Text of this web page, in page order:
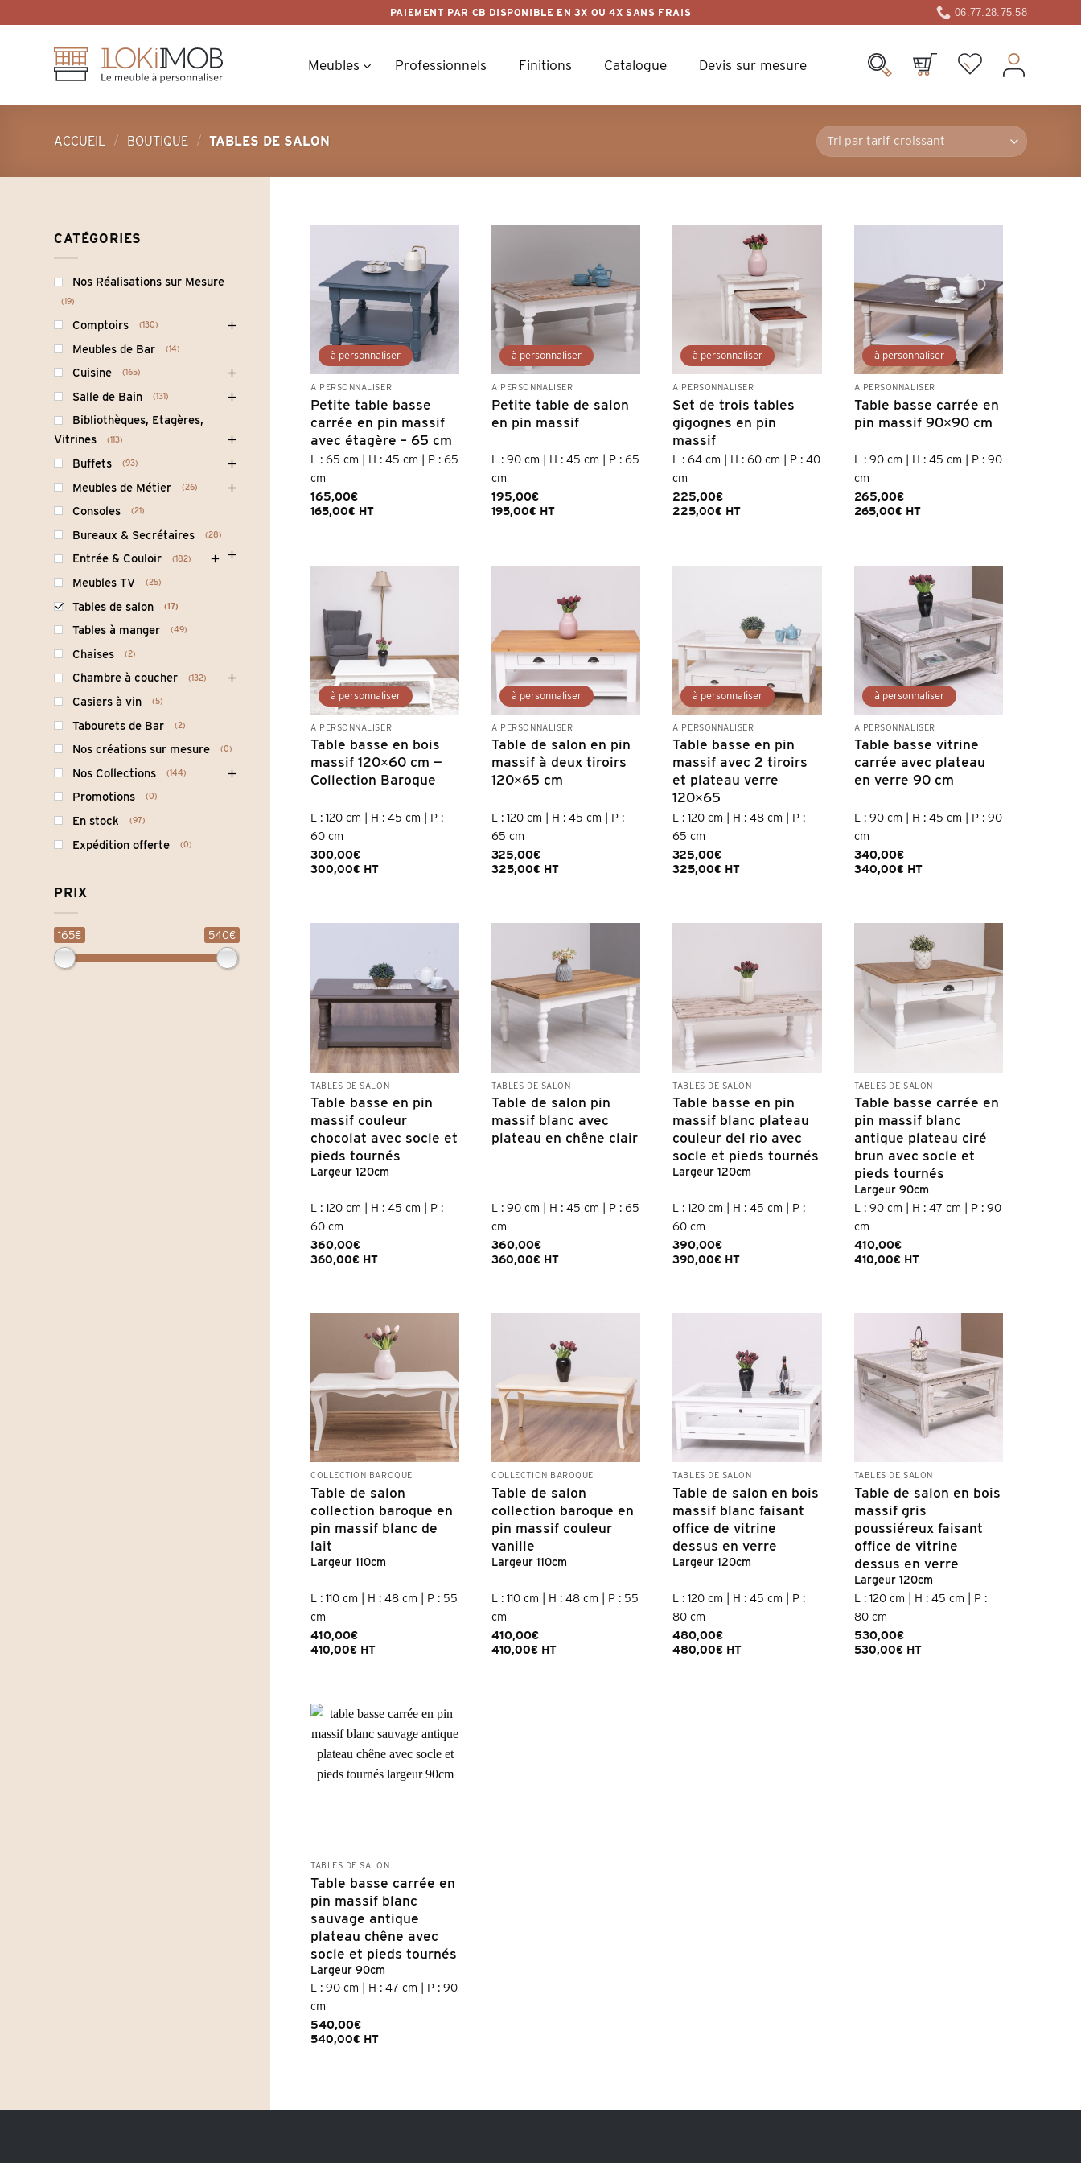
to
PAIEMENT PAR CB DISPONIBLE EN 3X OU 4X SANS FRAIS 06.77.28.75.58
Meubles Professionnels Finitions Catalogue Devis sur mesure
ACCUEIL / BOUTIQUE / TABLES DE SALON
CATÉGORIES
Nos Réalisations sur Mesure
19
Comptoirs 130
Meubles de Bar 14
Cuisine 165
Salle de Bain 131
Bibliothèques, Etagères,
Vitrines
113
Buffets 93
Meubles de Métier 26
Consoles 21
Bureaux & Secrétaires 28
Entrée & Couloir 182
Meubles TV 25
Tables de salon 17
Tables à manger 49
Chaises 2
Chambre à coucher 132
Casiers à vin 5
Tabourets de Bar 2
Nos créations sur mesure 0
Nos Collections 144
Promotions 0
En stock 97
Expédition offerte 0
PRIX
165€ 540€
À PERSONNALISER
Petite table basse
carrée en pin massif
avec étagère – 65 cm
L : 65 cm | H : 45 cm | P : 65
cm
165,00€
165,00€ HT
À PERSONNALISER
Petite table de salon
en pin massif
L : 90 cm | H : 45 cm | P : 65
cm
195,00€
195,00€ HT
À PERSONNALISER
Set de trois tables
gigognes en pin
massif
L : 64 cm | H : 60 cm | P : 40
cm
225,00€
225,00€ HT
À PERSONNALISER
Table basse carrée en
pin massif 90×90 cm
L : 90 cm | H : 45 cm | P : 90
cm
265,00€
265,00€ HT
À PERSONNALISER
Table basse en bois
massif 120×60 cm —
Collection Baroque
L : 120 cm | H : 45 cm | P :
60 cm
300,00€
300,00€ HT
À PERSONNALISER
Table de salon en pin
massif à deux tiroirs
120×65 cm
L : 120 cm | H : 45 cm | P :
65 cm
325,00€
325,00€ HT
À PERSONNALISER
Table basse en pin
massif avec 2 tiroirs
et plateau verre
120×65
L : 120 cm | H : 48 cm | P :
65 cm
325,00€
325,00€ HT
À PERSONNALISER
Table basse vitrine
carrée avec plateau
en verre 90 cm
L : 90 cm | H : 45 cm | P : 90
cm
340,00€
340,00€ HT
TABLES DE SALON
Table basse en pin
massif couleur
chocolat avec socle et
pieds tournés
Largeur 120cm
L : 120 cm | H : 45 cm | P :
60 cm
360,00€
360,00€ HT
TABLES DE SALON
Table de salon pin
massif blanc avec
plateau en chêne clair
L : 90 cm | H : 45 cm | P : 65
cm
360,00€
360,00€ HT
TABLES DE SALON
Table basse en pin
massif blanc plateau
couleur del rio avec
socle et pieds tournés
Largeur 120cm
L : 120 cm | H : 45 cm | P :
60 cm
390,00€
390,00€ HT
TABLES DE SALON
Table basse carrée en
pin massif blanc
antique plateau ciré
brun avec socle et
pieds tournés
Largeur 90cm
L : 90 cm | H : 47 cm | P : 90
cm
410,00€
410,00€ HT
COLLECTION BAROQUE
Table de salon
collection baroque en
pin massif blanc de
lait
Largeur 110cm
L : 110 cm | H : 48 cm | P : 55
cm
410,00€
410,00€ HT
COLLECTION BAROQUE
Table de salon
collection baroque en
pin massif couleur
vanille
Largeur 110cm
L : 110 cm | H : 48 cm | P : 55
cm
410,00€
410,00€ HT
TABLES DE SALON
Table de salon en bois
massif blanc faisant
office de vitrine
dessus en verre
Largeur 120cm
L : 120 cm | H : 45 cm | P :
80 cm
480,00€
480,00€ HT
TABLES DE SALON
Table de salon en bois
massif gris
poussiéreux faisant
office de vitrine
dessus en verre
Largeur 120cm
L : 120 cm | H : 45 cm | P :
80 cm
530,00€
530,00€ HT
TABLES DE SALON
Table basse carrée en
pin massif blanc
sauvage antique
plateau chêne avec
socle et pieds tournés
Largeur 90cm
L : 90 cm | H : 47 cm | P : 90
cm
540,00€
540,00€ HT